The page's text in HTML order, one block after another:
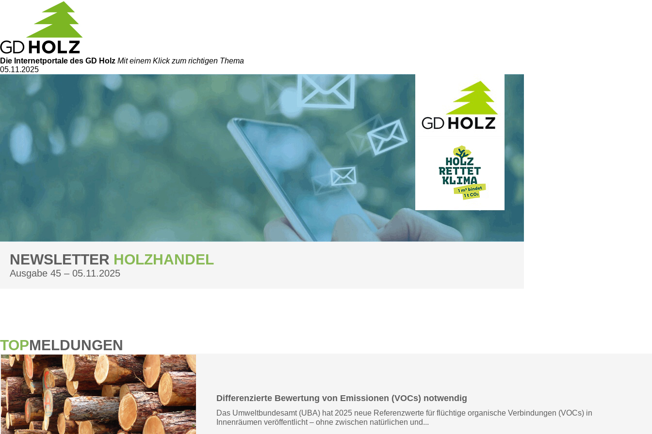
Die Internetportale des GD Holz Mit einem Klick zum richtigen Thema
05.11.2025
NEWSLETTER HOLZHANDEL
Ausgabe 45 – 05.11.2025
TOPMELDUNGEN
Differenzierte Bewertung von Emissionen (VOCs) notwendig
Das Umweltbundesamt (UBA) hat 2025 neue Referenzwerte für flüchtige organische Verbindungen (VOCs) in
Innenräumen veröffentlicht – ohne zwischen natürlichen und...